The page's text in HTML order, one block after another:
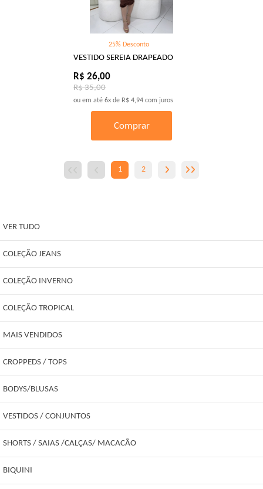
25% Desconto
VESTIDO SEREIA DRAPEADO
R$ 26,00
R$ 35,00
ou em até 6x de R$ 4,94 com juros
Comprar
1 2
VER TUDO
COLEÇÃO JEANS
COLEÇÃO INVERNO
COLEÇÃO TROPICAL
MAIS VENDIDOS
CROPPEDS / TOPS
BODYS/BLUSAS
VESTIDOS / CONJUNTOS
SHORTS / SAIAS /CALÇAS/ MACACÃO
BIQUINI